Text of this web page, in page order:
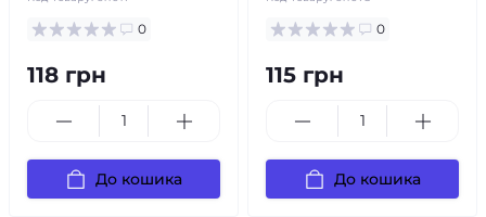
0
118 грн
До кошика
0
115 грн
До кошика